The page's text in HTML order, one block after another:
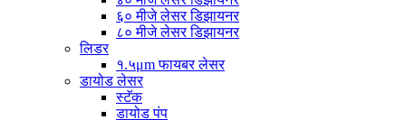
६० मीजे लेसर डिझायनर
८० मीजे लेसर डिझायनर
लिडर
१.५μm फायबर लेसर
डायोड लेसर
स्टॅक
डायोड पंप